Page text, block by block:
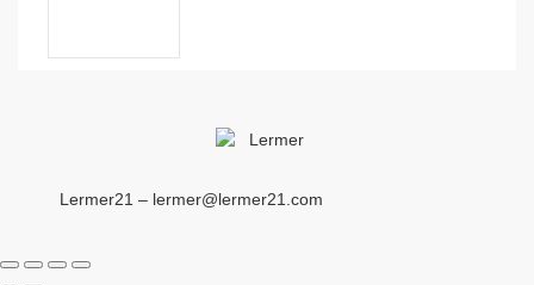
Lermer21 – lermer@lermer21.com